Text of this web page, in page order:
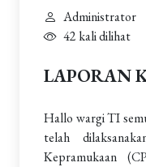
Administrator
42 kali dilihat
LAPORAN
Hallo wargi TI
telah
Kepramukaan